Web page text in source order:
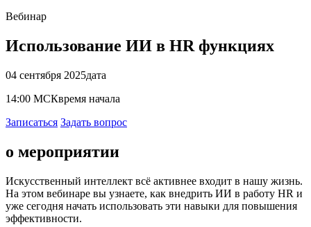
Вебинар
Использование ИИ в HR функциях
04 сентября 2025дата
14:00 МСКвремя начала
Записаться Задать вопрос
о мероприятии
Искусственный интеллект всё активнее входит в нашу жизнь.
На этом вебинаре вы узнаете, как внедрить ИИ в работу HR и
уже сегодня начать использовать эти навыки для повышения
эффективности.